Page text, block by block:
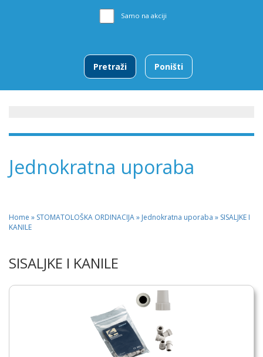
Samo na akciji
Pretraži Poništi
Jednokratna uporaba
Home » STOMATOLOŠKA ORDINACIJA» Jednokratna uporaba » SISALJKE I
KANILE
SISALJKE I KANILE